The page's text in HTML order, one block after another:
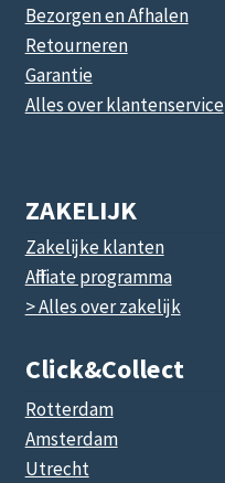
Bezorgen en Afhalen
Retourneren
Garantie
Alles over klantenservice
ZAKELIJK
Zakelijke klanten
Affiliate programma
> Alles over zakelijk
Click&collect
Rotterdam
Amsterdam
Utrecht